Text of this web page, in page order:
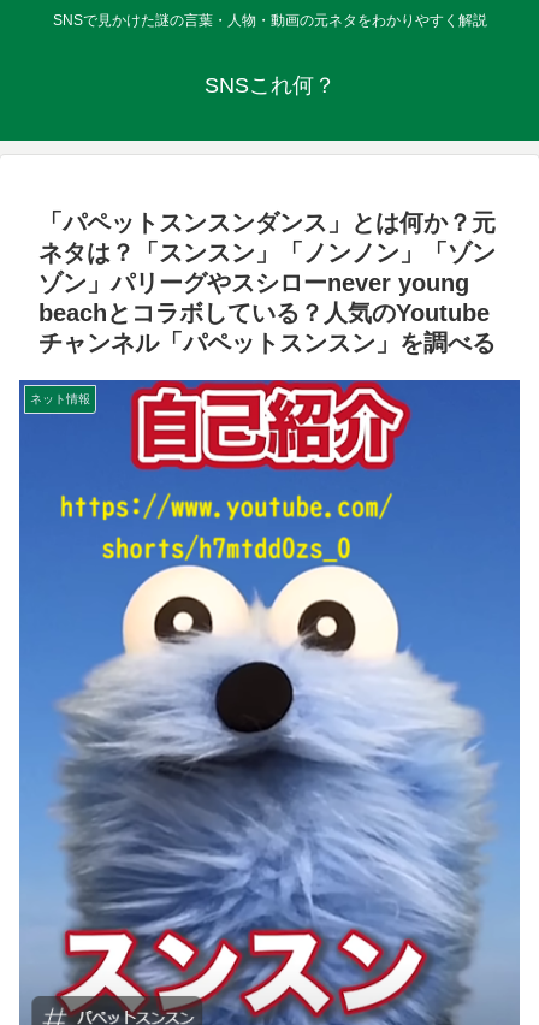
SNSで見かけた謎の言葉・人物・動画の元ネタをわかりやすく解説
SNSこれ何？
「パペットスンスンダンス」とは何か？元
ネタは？「スンスン」「ノンノン」「ゾン
ゾン」パリーグやスシローnever young
beachとコラボしている？人気のYoutube
チャンネル「パペットスンスン」を調べる
ネット情報